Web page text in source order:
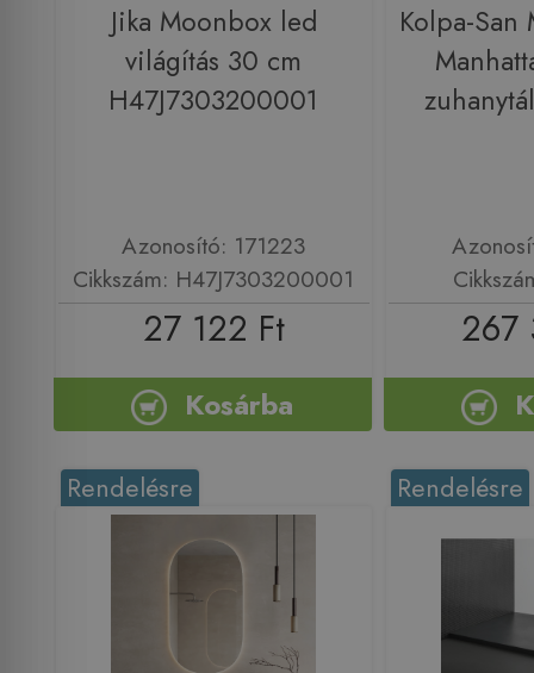
Jika Moonbox led
világítás 30 cm
H47J7303200001
Azonosító: 171223
Cikkszám: H47J7303200001
27 122 Ft
Kosárba
Kolpa-San
267
Rendelésre Rendelésre